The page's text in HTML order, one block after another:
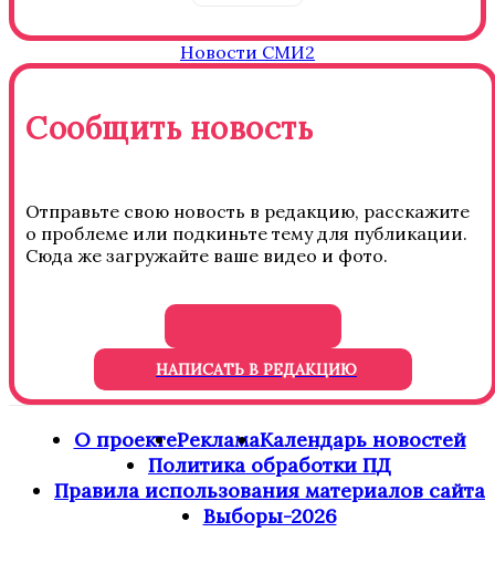
Новости СМИ2
Сообщить новость
Отправьте свою новость в редакцию, расскажите
о проблеме или подкиньте тему для публикации.
Сюда же загружайте ваше видео и фото.
НАПИСАТЬ В РЕДАКЦИЮ
О проектеРекламаКалендарь новостей
Политика обработки ПД
Правила использования материалов сайта
Выборы-2026